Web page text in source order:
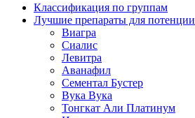
Классификация по группам
Лучшие препараты для потенции
Виагра
Сиалис
Левитра
Аванафил
Сементал Бустер
Вука Вука
Тонгкат Али Платинум